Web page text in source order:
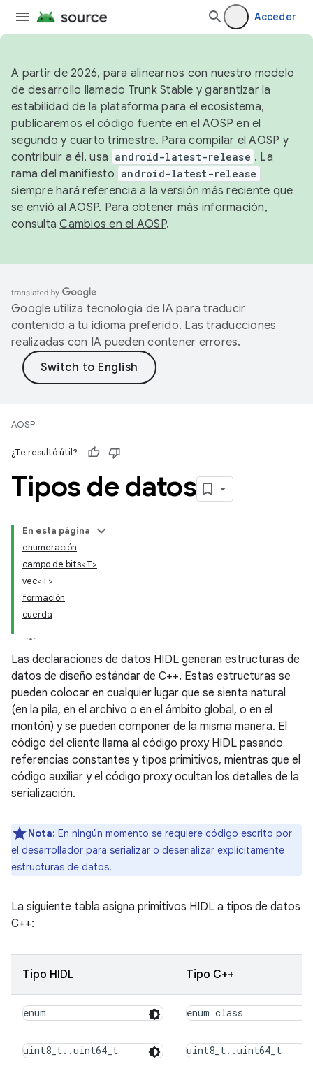
Acceder
A partir de 2026, para alinearnos con nuestro modelo
de desarrollo llamado Trunk Stable y garantizar la
estabilidad de la plataforma para el ecosistema,
publicaremos el código fuente en el AOSP en el
segundo y cuarto trimestre. Para compilar el AOSP y
contribuir a él, usa android-latest-release . La
rama del manifiesto android-latest-release
siempre hará referencia a la versión más reciente que
se envió al AOSP. Para obtener más información,
consultaCambios en el AOSP.
Google utiliza tecnología de IA para traducir
contenido a tu idioma preferido. Las traducciones
realizadas con IA pueden contener errores.
AOSP
¿Te resultó útil?
Tipos de datos
En esta página
enumeración
campo de bits<T>
vec<T>
formación
cuerda
Las declaraciones de datos HIDL generan estructuras de
datos de diseño estándar de C++. Estas estructuras se
pueden colocar en cualquier lugar que se sienta natural
(en la pila, en el archivo o en el ámbito global, o en el
montón) y se pueden componer de la misma manera. El
código del cliente llama al código proxy HIDL pasando
referencias constantes y tipos primitivos, mientras que el
código auxiliar y el código proxy ocultan los detalles de la
serialización.
Nota: En ningún momento se requiere código escrito por
el desarrollador para serializar o deserializar explícitamente
estructuras de datos.
La siguiente tabla asigna primitivos HIDL a tipos de datos
C++:
Tipo HIDL Tipo C++
enum enum class
uint8_t..uint64_t uint8_t..uint64_t